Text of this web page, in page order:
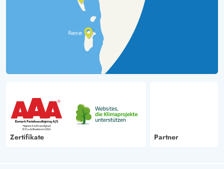
Zertifikate Partner